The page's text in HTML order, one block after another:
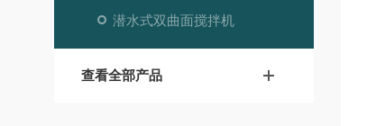
潜水式双曲面搅拌机
查看全部产品